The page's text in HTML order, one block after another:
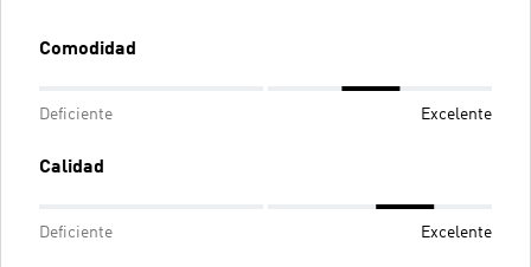
Comodidad
Deficiente Excelente
Calidad
Deficiente Excelente